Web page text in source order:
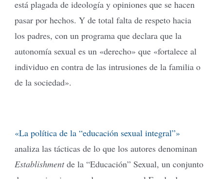
está plagada de ideología y opiniones que se hacen
pasar por hechos. Y de total falta de respeto hacia
los padres, con un programa que declara que la
autonomía sexual es un «derecho» que «fortalece al
individuo en contra de las intrusiones de la familia o
de la sociedad».
«La política de la “educación sexual integral”»
analiza las tácticas de lo que los autores denominan
Establishmentde la “Educación” Sexual, un conjunto